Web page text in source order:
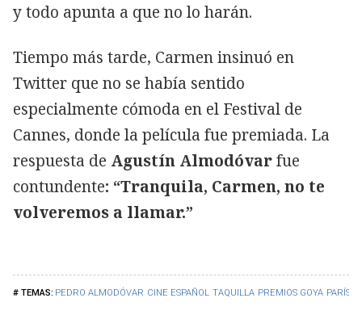
PEDRO ALMODÓVAR CINE ESPAÑOL TAQUILLA PREMIOS GOYA PARÍS
y todo apunta a que no lo harán.
Tiempo más tarde, Carmen insinuó en
Twitter que no se había sentido
especialmente cómoda en el Festival de
Cannes, donde la película fue premiada. La
respuesta de Agustín Almodóvarfue
contundente: “Tranquila, Carmen, no te
volveremos a llamar.”